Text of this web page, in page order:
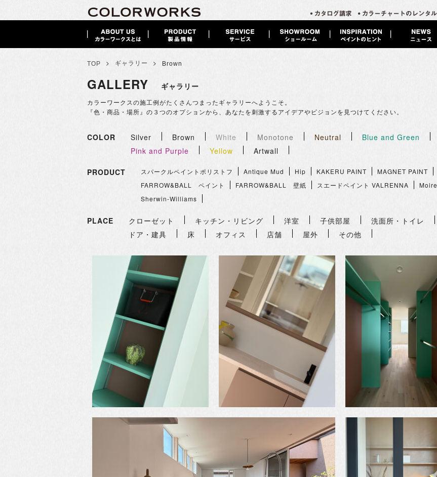
TOP > ギャラリー > Brown
GALLERY ギャラリー
カラーワークスの施工例がたくさんつまったギャラリーへようこそ。
『色・商品・場所』の３つのオプションから、あなたを刺激するアイデアやビジョンを見つけてください。
COLOR Silver Brown White Monotone Neutral Blue and Green
Pink and Purple
Yellow Artwall
PRODUCT スパークルペイントポリストフ Antique Mud Hip KAKERU PAINT MAGNET PAINT
FARROW&BALL ペイント
FARROW&BALL 壁紙 スエードペイント VALRENNA Moire
Sherwin-Williams
PLACE クローゼット キッチン・リビング 洋室 子供部屋 洗面所・トイレ
ドア・建具
床 オフィス 店舗 屋外 その他